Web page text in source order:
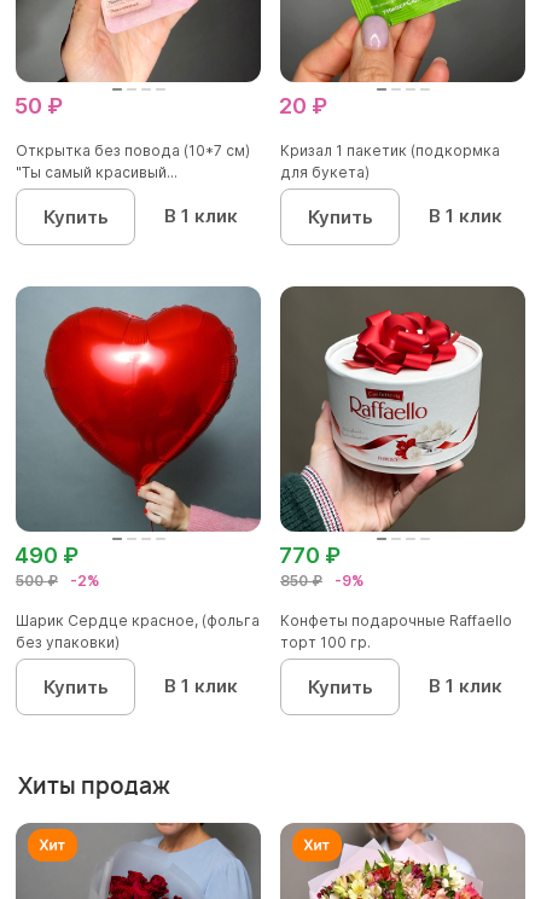
50 ₽
Открытка без повода (10*7 см)
"Ты самый красивый...
Купить В 1 клик
20 ₽
Кризал 1 пакетик (подкормка
для букета)
Купить В 1 клик
500 ₽ -2%
490 ₽
Шарик Сердце красное, (фольга
без упаковки)
Купить В 1 клик
850 ₽ -9%
770 ₽
Конфеты подарочные Raffaello
торт 100 гр.
Купить В 1 клик
Хиты продаж